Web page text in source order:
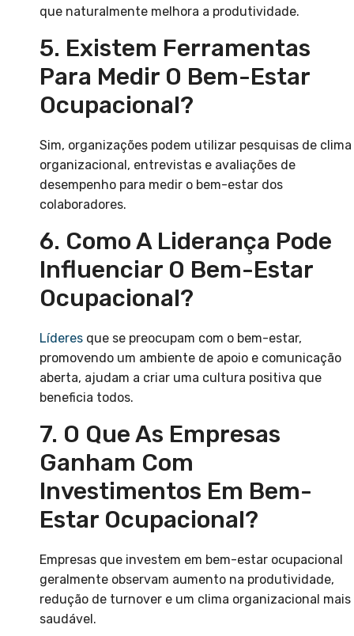
que naturalmente melhora a produtividade.
5. Existem Ferramentas
Para Medir O Bem-Estar
Ocupacional?
Sim, organizações podem utilizar pesquisas de clima
organizacional, entrevistas e avaliações de
desempenho para medir o bem-estar dos
colaboradores.
6. Como A Liderança Pode
Influenciar O Bem-Estar
Ocupacional?
Líderes que se preocupam com o bem-estar,
promovendo um ambiente de apoio e comunicação
aberta, ajudam a criar uma cultura positiva que
beneficia todos.
7. O Que As Empresas
Ganham Com
Investimentos Em Bem-
Estar Ocupacional?
Empresas que investem em bem-estar ocupacional
geralmente observam aumento na produtividade,
redução de turnover e um clima organizacional mais
saudável.